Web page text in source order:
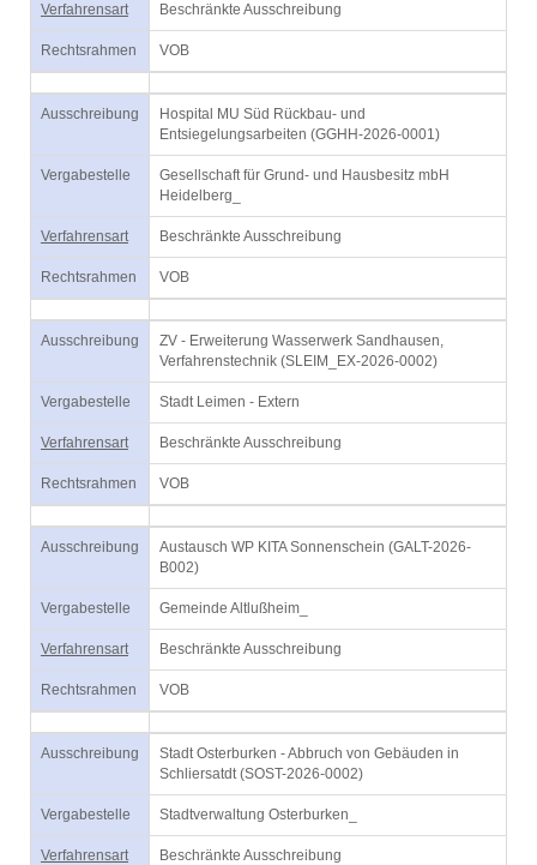
Verfahrensart Beschränkte Ausschreibung
Rechtsrahmen VOB
Ausschreibung
Hospital MU Süd Rückbau- und
Entsiegelungsarbeiten (GGHH-2026-0001)
Vergabestelle
Gesellschaft für Grund- und Hausbesitz mbH
Heidelberg_
Verfahrensart Beschränkte Ausschreibung
Rechtsrahmen VOB
Ausschreibung
ZV - Erweiterung Wasserwerk Sandhausen,
Verfahrenstechnik (SLEIM_EX-2026-0002)
Vergabestelle Stadt Leimen - Extern
Verfahrensart Beschränkte Ausschreibung
Rechtsrahmen VOB
Ausschreibung
Austausch WP KITA Sonnenschein (GALT-2026-
B002)
Vergabestelle Gemeinde Altlußheim_
Verfahrensart Beschränkte Ausschreibung
Rechtsrahmen VOB
Ausschreibung
Stadt Osterburken - Abbruch von Gebäuden in
Schliersatdt (SOST-2026-0002)
Vergabestelle Stadtverwaltung Osterburken_
Verfahrensart Beschränkte Ausschreibung